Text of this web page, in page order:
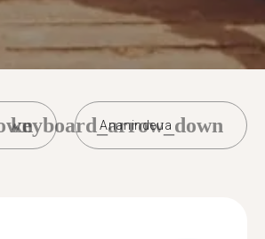
Ananindeua
keyboard_arrow_down